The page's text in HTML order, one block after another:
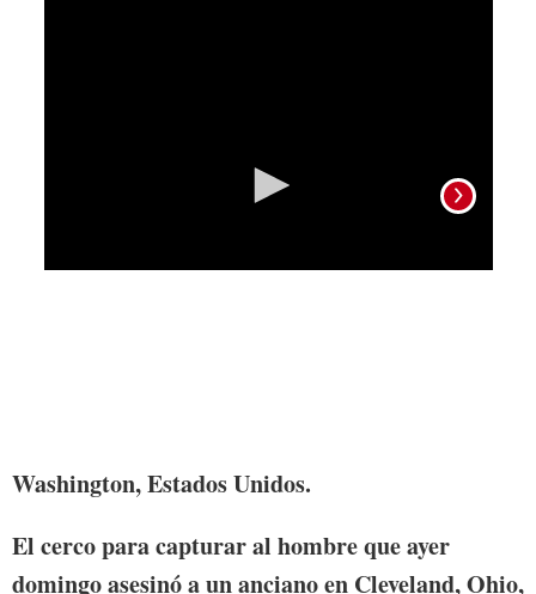
Washington, Estados Unidos.
El cerco para capturar al hombre que ayer
domingo asesinó a un anciano en Cleveland, Ohio,